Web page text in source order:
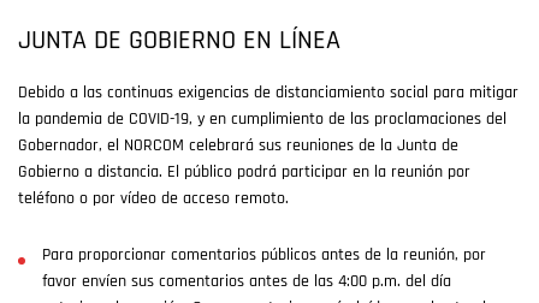
JUNTA DE GOBIERNO EN LÍNEA
Debido a las continuas exigencias de distanciamiento social para mitigar
la pandemia de COVID-19, y en cumplimiento de las proclamaciones del
Gobernador, el NORCOM celebrará sus reuniones de la Junta de
Gobierno a distancia. El público podrá participar en la reunión por
teléfono o por vídeo de acceso remoto.
Para proporcionar comentarios públicos antes de la reunión, por
favor envíen sus comentarios antes de las 4:00 p.m. del día